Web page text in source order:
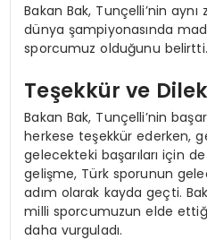
Bakan Bak, Tunçelli’nin
dünya şampiyonasında
sporcumuz olduğunu belirtti.
Teşekkür ve
Bakan Bak, Tunçelli’nin
herkese teşekkür ederken,
gelecekteki başarıları için
gelişme, Türk sporunun
adım olarak kayda geçti.
milli sporcumuzun elde
daha vurguladı.